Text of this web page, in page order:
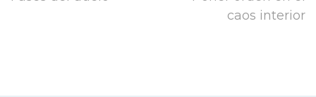
caos interior